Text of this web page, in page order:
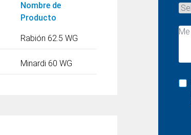
Nombre de
Producto
Rabión 62.5 WG
Minardi 60 WG